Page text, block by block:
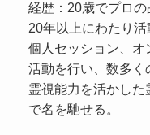
経歴：20歳でプロの
20年以上にわたり活
個人セッション、オ
活動を行い、数多く
霊視能力を活かした
で名を馳せる。